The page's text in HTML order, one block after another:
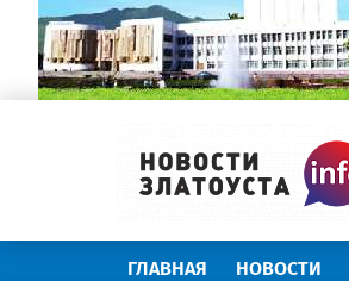
ГЛАВНАЯ НОВОСТИ